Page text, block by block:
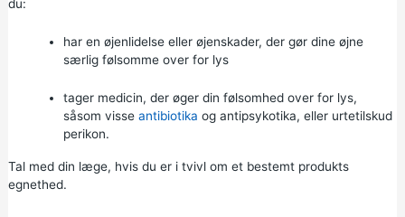
du:
har en øjenlidelse eller øjenskader, der gør dine øjne
særlig følsomme over for lys
tager medicin, der øger din følsomhed over for lys,
såsom visse antibiotika og antipsykotika, eller urtetilskud
perikon.
Tal med din læge, hvis du er i tvivl om et bestemt produkts
egnethed.